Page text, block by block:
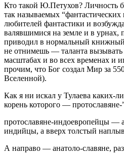
Кто такой Ю.Петухов? Личность
так называемых
любителей фантастики и
валявшимися на земле и в
приводил в нормальный книжный
не отнимешь — таланта вызывать
масштабах и во всех временах и
прочим, что Бог создал Мир за
Вселенной).
Как я ни искал у Тулаева каких-
корень которого —
протославяне-индоевропейцы —
индийцы, а вверх толстый
А направо — анатоло-славяне,